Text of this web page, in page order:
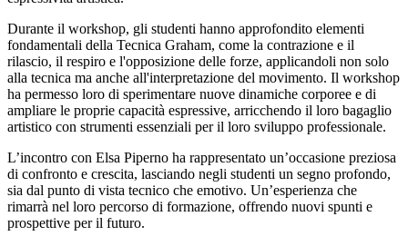
Durante il workshop, gli studenti hanno approfondito elementi
fondamentali della Tecnica Graham, come la contrazione e il
rilascio, il respiro e l'opposizione delle forze, applicandoli non solo
alla tecnica ma anche all'interpretazione del movimento. Il workshop
ha permesso loro di sperimentare nuove dinamiche corporee e di
ampliare le proprie capacità espressive, arricchendo il loro bagaglio
artistico con strumenti essenziali per il loro sviluppo professionale.
L’incontro con Elsa Piperno ha rappresentato un’occasione preziosa
di confronto e crescita, lasciando negli studenti un segno profondo,
sia dal punto di vista tecnico che emotivo. Un’esperienza che
rimarrà nel loro percorso di formazione, offrendo nuovi spunti e
prospettive per il futuro.